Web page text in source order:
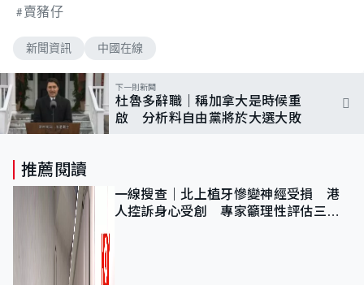
賣豬仔
新聞資訊 中國在線
下一則新聞
杜魯多辭職｜稱加拿大是時候重
啟 分析料自由黨將於大選大敗
推薦閱讀
一線搜查｜北上植牙慘變神經受損 港
人控訴身心受創 專家籲理性評估三大